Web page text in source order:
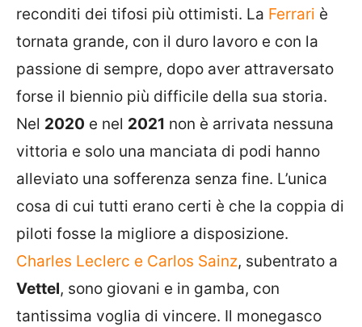
reconditi dei tifosi più ottimisti. La Ferrari è
tornata grande, con il duro lavoro e con la
passione di sempre, dopo aver attraversato
forse il biennio più difficile della sua storia.
Nel 2020 e nel 2021 non è arrivata nessuna
vittoria e solo una manciata di podi hanno
alleviato una sofferenza senza fine. L’unica
cosa di cui tutti erano certi è che la coppia di
piloti fosse la migliore a disposizione.
Charles Leclerc e Carlos Sainz, subentrato a
Vettel, sono giovani e in gamba, con
tantissima voglia di vincere. Il monegasco